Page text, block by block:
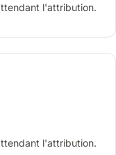
l'attribution.
l'attribution.